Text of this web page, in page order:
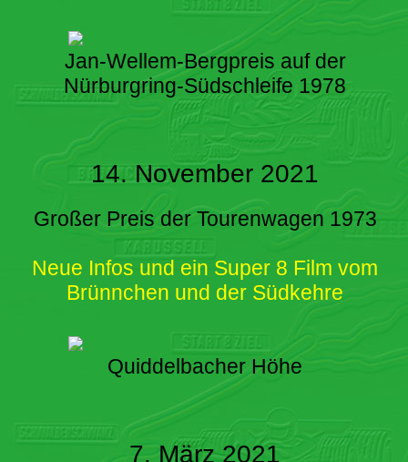
Jan-Wellem-Bergpreis auf der
Nürburgring-Südschleife 1978
14. November 2021
Großer Preis der Tourenwagen 1973
Neue Infos und ein Super 8 Film vom
Brünnchen und der Südkehre
Quiddelbacher Höhe
7. März 2021